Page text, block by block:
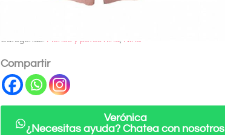
r
n
a
t
Categorías: Monos y petos niña Niña
Compartir
Verónica
¿Necesitas ayuda? Chatea con nosotros